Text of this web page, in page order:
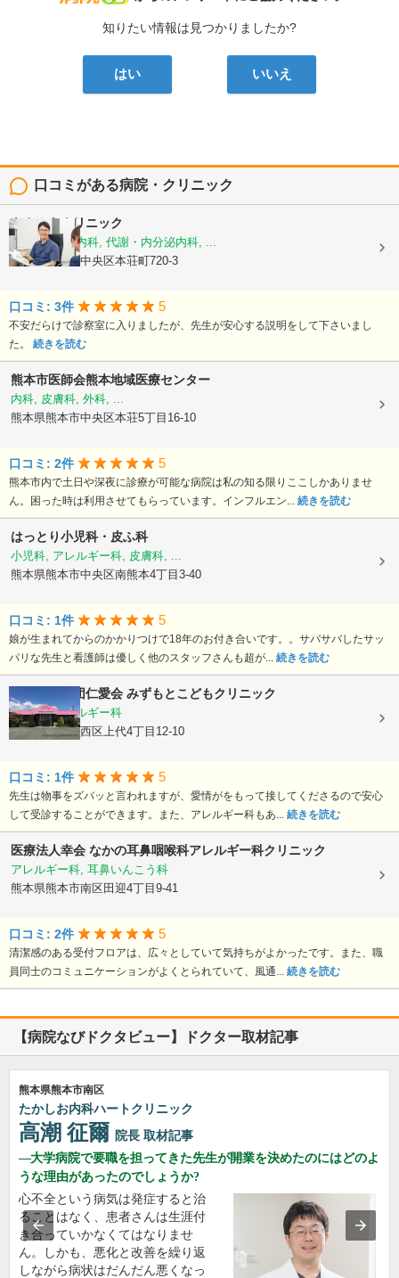
知りたい情報は見つかりましたか?
はい いいえ
口コミがある病院・クリニック
きさぬきクリニック
糖尿病内科, 内科, 代謝・内分泌内科, ...
熊本県熊本市中央区本荘町720-3
口コミ: 3件 5
不安だらけで診察室に入りましたが、先生が安心する説明をして下さいまし
た。 続きを読む
熊本市医師会熊本地域医療センター
内科, 皮膚科, 外科, ...
熊本県熊本市中央区本荘5丁目16-10
口コミ: 2件 5
熊本市内で土日や深夜に診療が可能な病院は私の知る限りここしかありませ
ん。困った時は利用させてもらっています。インフルエン... 続きを読む
はっとり小児科・皮ふ科
小児科, アレルギー科, 皮膚科, ...
熊本県熊本市中央区南熊本4丁目3-40
口コミ: 1件 5
娘が生まれてからのかかりつけで18年のお付き合いです。。サバサバしたサッ
パリな先生と看護師は優しく他のスタッフさんも超が... 続きを読む
医療法人社団仁愛会 みずもとこどもクリニック
小児科, アレルギー科
熊本県熊本市西区上代4丁目12-10
口コミ: 1件 5
先生は物事をズバッと言われますが、愛情がをもって接してくださるので安心
して受診することができます。また、アレルギー科もあ... 続きを読む
医療法人幸会 なかの耳鼻咽喉科アレルギー科クリニック
アレルギー科, 耳鼻いんこう科
熊本県熊本市南区田迎4丁目9-41
口コミ: 2件 5
清潔感のある受付フロアは、広々としていて気持ちがよかったです。また、職
員同士のコミュニケーションがよくとられていて、風通... 続きを読む
【病院なびドクタビュー】ドクター取材記事
熊本県熊本市南区
たかしお内科ハートクリニック
高潮 征爾 院長 取材記事
大学病院で要職を担ってきた先生が開業を決めたのにはどのよ
うな理由があったのでしょうか?
心不全という病気は発症すると治
ることはなく、患者さんは生涯付
き合っていかなくてはなりませ
ん。しかも、悪化と改善を繰り返
しながら病状はだんだん悪くなっ